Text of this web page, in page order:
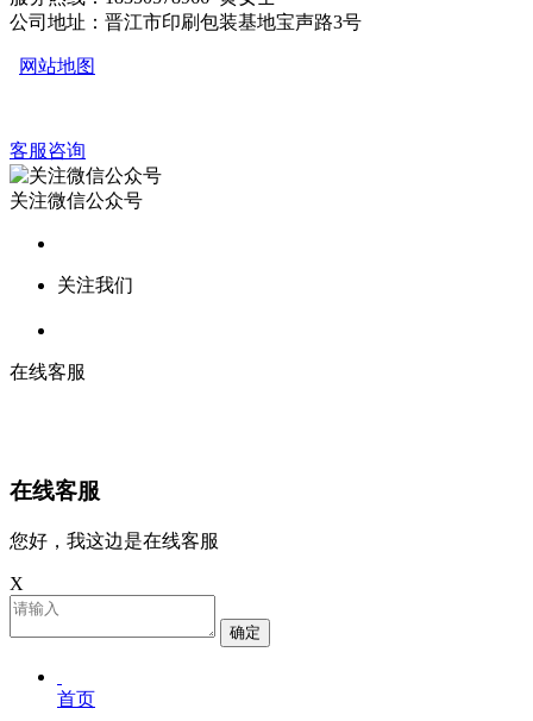
公司地址：晋江市印刷包装基地宝声路3号
网站地图
客服咨询
关注微信公众号
关注我们
在线客服
在线客服
您好，我这边是在线客服
X
确定
首页